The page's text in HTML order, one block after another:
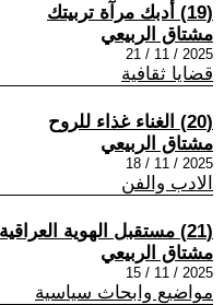
(19) أدبك مرآة تربيتك
مشتاق الربيعي
2025 / 11 / 21
قضايا ثقافية
(20) الغناء غذاء للروح
مشتاق الربيعي
2025 / 11 / 18
الادب والفن
(21) مستقبل الهوية العراقية
مشتاق الربيعي
2025 / 11 / 15
مواضيع وابحاث سياسية